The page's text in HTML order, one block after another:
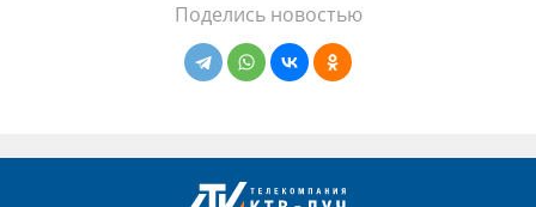
Поделись новостью